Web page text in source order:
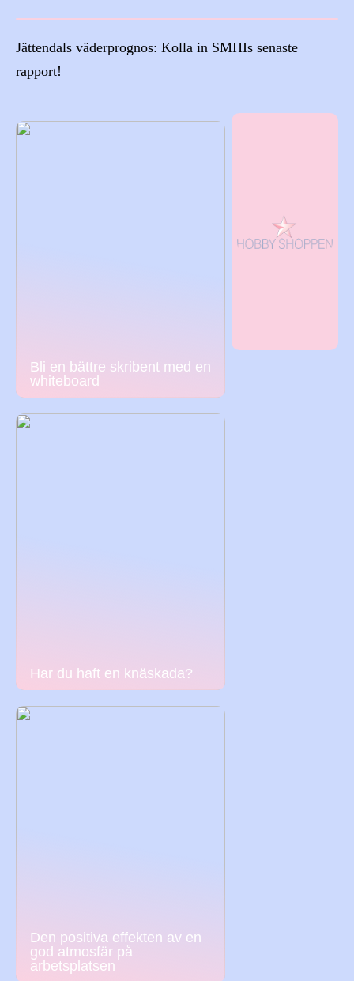
Jättendals väderprognos: Kolla in SMHIs senaste
rapport!
Bli en bättre skribent med en
whiteboard
Har du haft en knäskada?
Den positiva effekten av en
god atmosfär på
arbetsplatsen